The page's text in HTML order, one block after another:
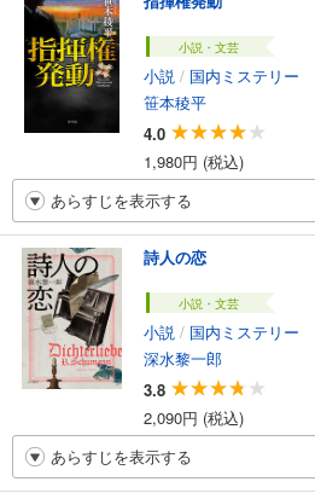
小説・文芸
小説 / 国内ミステリー
笹本稜平
4.0
1,980円 (税込)
あらすじを表示する
詩人の恋
小説・文芸
小説 / 国内ミステリー
深水黎一郎
3.8
2,090円 (税込)
あらすじを表示する